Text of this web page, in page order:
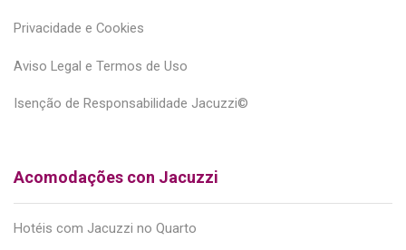
Privacidade e Cookies
Aviso Legal e Termos de Uso
Isenção de Responsabilidade Jacuzzi©
Acomodações con Jacuzzi
Hotéis com Jacuzzi no Quarto